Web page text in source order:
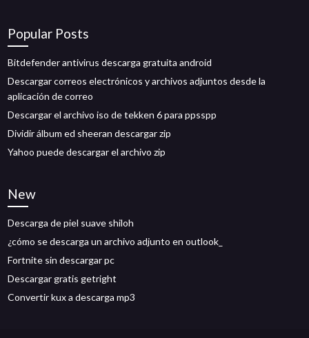
Popular Posts
Bitdefender antivirus descarga gratuita android
Descargar correos electrónicos y archivos adjuntos desde la
aplicación de correo
Descargar el archivo iso de tekken 6 para ppsspp
Dividir álbum ed sheeran descargar zip
Yahoo puede descargar el archivo zip
New
Descarga de piel suave shiloh
¿cómo se descarga un archivo adjunto en outlook_
Fortnite sin descargar pc
Descargar gratis getright
Convertir kux a descarga mp3